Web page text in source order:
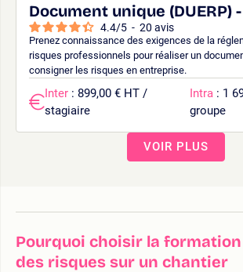
Document unique (DUERP)
4.4/5 - 20 avis
Prenez connaissance des exigences de la
risques professionnels pour réaliser un
consigner les risques en entreprise.
Inter : 899,00 € HT /
stagiaire
Intra : 1
groupe
VOIR PLUS
Pourquoi choisir la
des risques sur un chantier